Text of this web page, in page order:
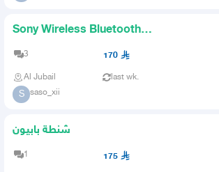
Sony Wireless Bluetooth
3 170
Al Jubail last wk.
S saso_xii
شنطة بابيون
1 175